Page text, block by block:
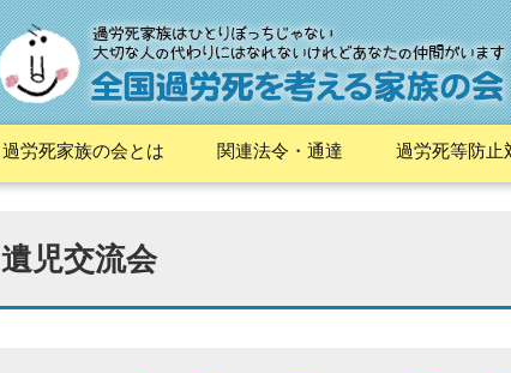
過労死家族の会とは 関連法令・通達 過労死等防止
遺児交流会